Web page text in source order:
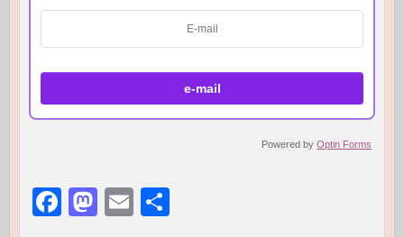
Powered byOptin Forms
F
M
E